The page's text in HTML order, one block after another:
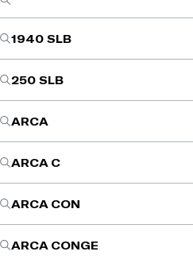
1940 SLB
250 SLB
ARCA
ARCA C
ARCA CON
ARCA CONGE